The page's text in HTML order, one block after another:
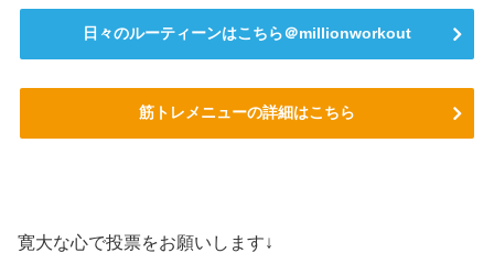
日々のルーティーンはこちら＠millionworkout
筋トレメニューの詳細はこちら
寛大な心で投票をお願いします↓